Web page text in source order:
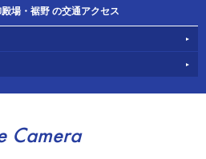
場・裾野 の交通アクセス
Camera